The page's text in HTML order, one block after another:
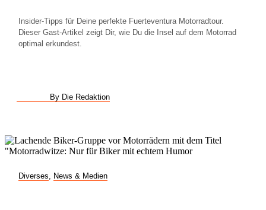
Insider-Tipps für Deine perfekte Fuerteventura Motorradtour.
Dieser Gast-Artikel zeigt Dir, wie Du die Insel auf dem Motorrad
optimal erkundest.
By Die Redaktion
Diverses News & Medien